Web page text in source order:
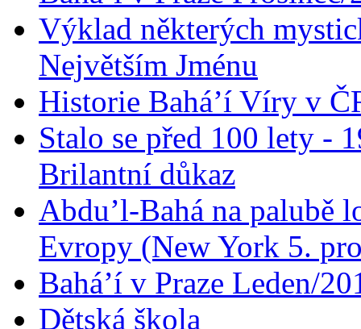
Výklad některých
Největším Jménu
Historie Bahá’í Víry v
Stalo se před 100 lety -
Brilantní důkaz
Abdu’l-Bahá na palubě
Evropy (New York 5.
Bahá’í v Praze Leden/
Dětská škola